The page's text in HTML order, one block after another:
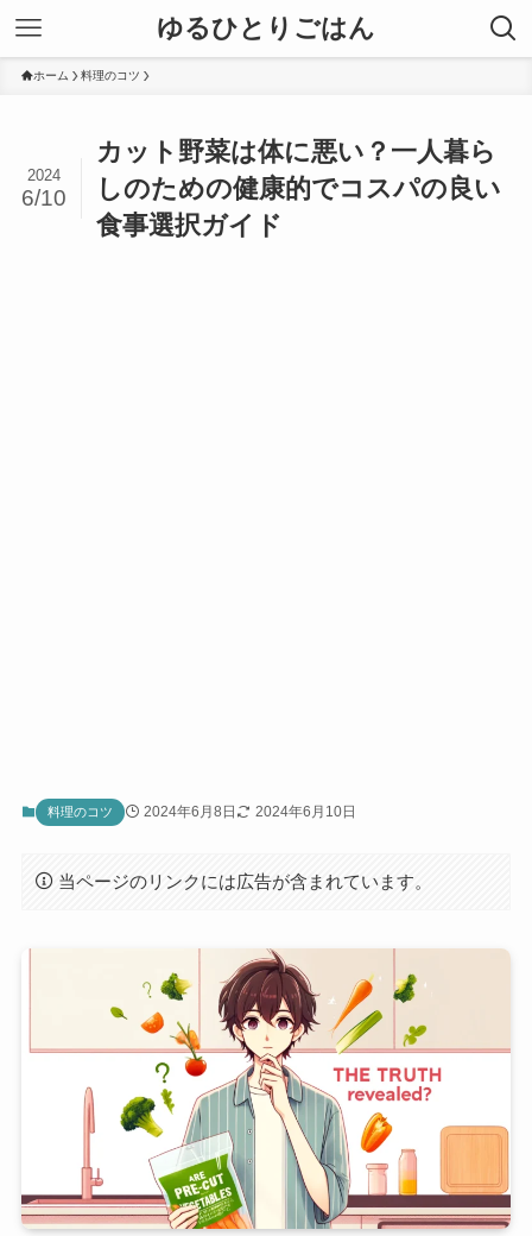
ゆるひとりごはん
ホーム 料理のコツ
カット野菜は体に悪い？一人暮ら
しのための健康的でコスパの良い
食事選択ガイド
2024
6/10
料理のコツ 2024年6月8日 2024年6月10日
当ページのリンクには広告が含まれています。